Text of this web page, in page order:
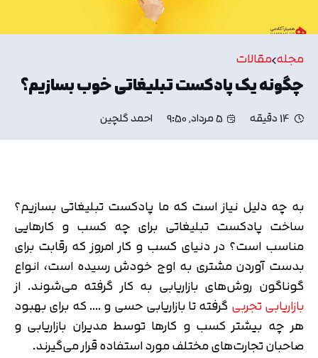
مجله مقالات
چگونه یک پادکست تبلیغاتی خوب بسازیم؟
14 دقیقه 5 مرداد, 9:50 احمد گلچین
به چه دلیل نیاز است که ما پادکست تبلیغاتی بسازیم؟
ساخت پادکست تبلیغاتی برای چه کسب و کارهایی
مناسب است؟ در دنیای کسب و کار امروز که رقابت برای
بدست آوردن مشتری به اوج خودش رسیده است، انواع
گوناگون روش‌های بازاریابی به کار گرفته می‌شوند. از
بازاریابی تجربی گرفته تا بازاریابی حسی و …. که برای بهبود
هر چه بیشتر کسب و کارها توسط مدیران بازاریابی و
صاحبان تجارت‌های مختلف مورد استفاده قرار می‌گیرند.